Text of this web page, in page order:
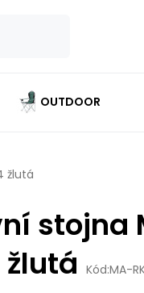
OUTDOOR
žlutá
stojna
žlutá Kód:MA-